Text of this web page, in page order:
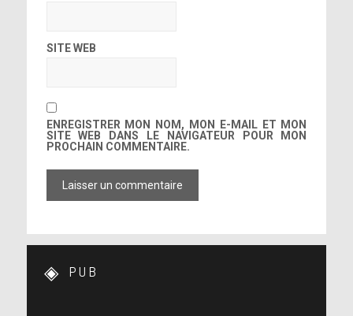
SITE WEB
ENREGISTRER MON NOM, MON E-MAIL ET MON
SITE WEB DANS LE NAVIGATEUR POUR MON
PROCHAIN COMMENTAIRE.
PUB